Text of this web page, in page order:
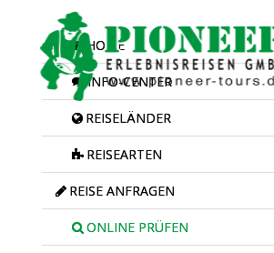
HOME
INFO-CENTER
REISELÄNDER
REISEARTEN
REISE ANFRAGEN
ONLINE PRÜFEN